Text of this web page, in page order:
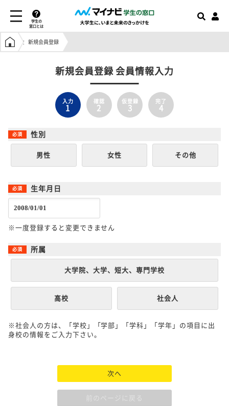
学生の
窓口とは
学生の窓口トップ
新規会員登録
新規会員登録 会員情報入力
入力
1
確認
2
仮登録
3
完了
4
性別
男性 女性 その他
生年月日
※一度登録すると変更できません
所属
大学院、大学、短大、専門学校
高校 社会人
※社会人の方は、「学校」「学部」「学科」「学年」の項目に出
身校の情報をご入力下さい。
次へ
前のページに戻る